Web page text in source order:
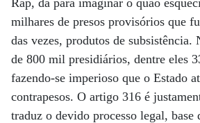
Rap, dá para imaginar o quão
milhares de presos provisórios que
das vezes, produtos de subsistência.
de 800 mil presidiários, dentre eles
fazendo-se imperioso que o Estado
contrapesos. O artigo 316 é
traduz o devido processo legal, base